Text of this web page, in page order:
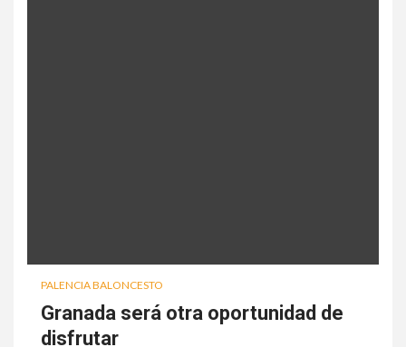
PALENCIA BALONCESTO
Granada será otra oportunidad de
disfrutar